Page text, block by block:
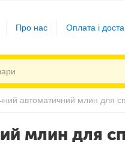
Про нас Оплата і
млин для